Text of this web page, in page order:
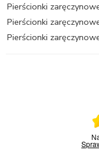
Pierścionki
Pierścionki
Pierścionki